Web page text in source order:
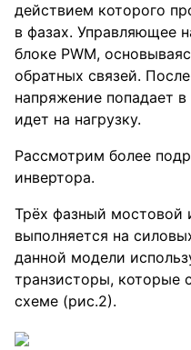
действием которого
в фазах. Управляющее
блоке PWM,
обратных связей.
напряжение попадает
идет на нагрузку.
Рассмотрим более
инвертора.
Трёх фазный мостовой
выполняется на
данной модели
транзисторы, которые
схеме (рис.2).